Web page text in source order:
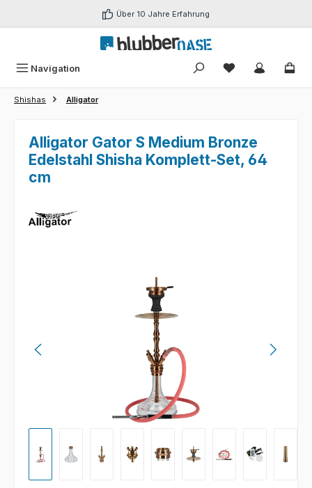
Zum Hauptinhalt springen Über 10 Jahre Erfahrung
Navigation Du hast 0
Shishas Alligator
Alligator Gator S Medium Bronze
Edelstahl Shisha Komplett-Set, 64
cm